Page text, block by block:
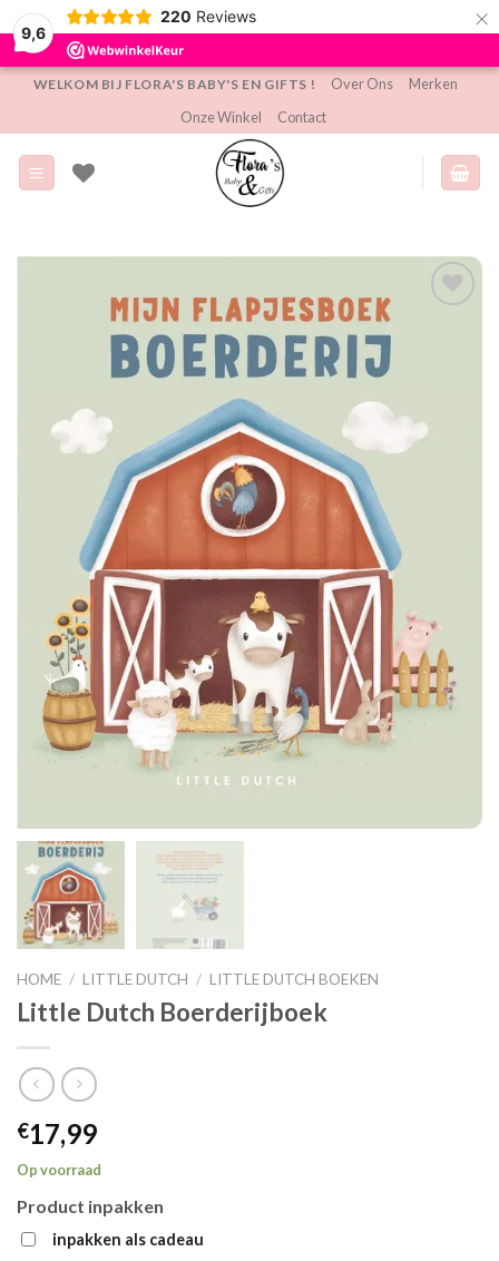
9,6
220 Reviews ×
inhoud
WELKOM BIJ FLORA'S BABY'S EN GIFTS ! Over Ons
Merken
Onze Winkel
Contact
HOME / LITTLE DUTCH / LITTLE DUTCH BOEKEN
Little Dutch Boerderijboek
€17,99
Op voorraad
Product inpakken
inpakken als cadeau